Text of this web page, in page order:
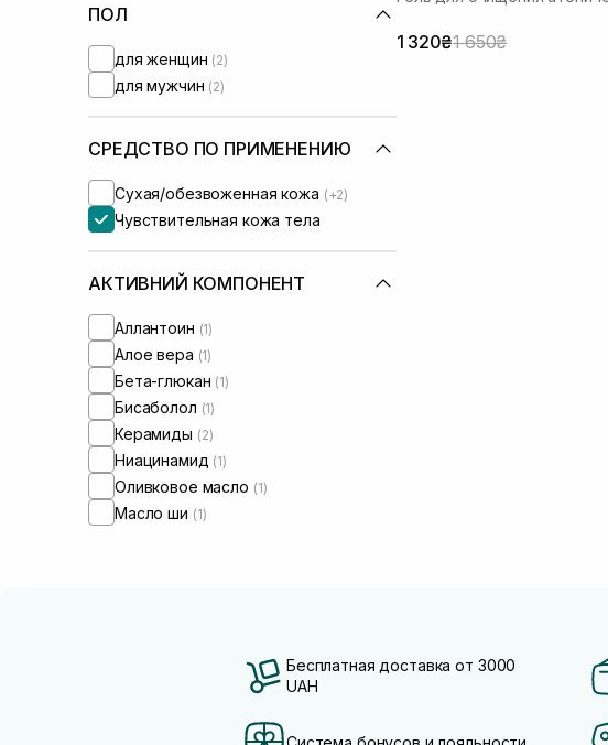
ПОЛ
для женщин (2)
для мужчин (2)
СРЕДСТВО ПО ПРИМЕНЕНИЮ
Сухая/обезвоженная кожа (+2)
Чувствительная кожа тела
АКТИВНИЙ КОМПОНЕНТ
Аллантоин (1)
Алое вера (1)
Бета-глюкан (1)
Бисаболол (1)
Керамиды (2)
Ниацинамид (1)
Оливковое масло (1)
Масло ши (1)
1 320₴1 650₴
Бесплатная доставка от 3000
UAH